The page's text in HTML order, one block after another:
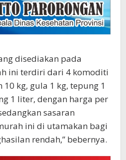
disediakan pada
ini terdiri dari 4 komoditi
kg, gula 1 kg, tepung 1
1 liter, dengan harga per
sasaran
ini di utamakan bagi
rendah,” bebernya.